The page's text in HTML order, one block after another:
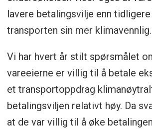
lavere betalingsvilje enn
transporten sin mer klimavennlig.
Vi har hvert år stilt spørsmålet
vareeierne er villig til å betale
et transportoppdrag
betalingsviljen relativt høy. Da
at de var villig til å øke